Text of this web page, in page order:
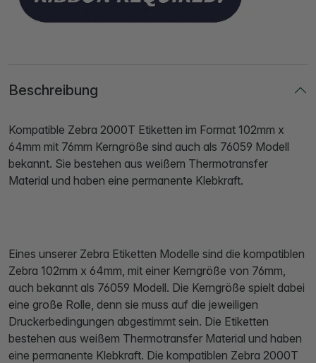
Beschreibung
Kompatible Zebra 2000T Etiketten im Format 102mm x
64mm mit 76mm Kerngröße sind auch als 76059 Modell
bekannt. Sie bestehen aus weißem Thermotransfer
Material und haben eine permanente Klebkraft.
Eines unserer Zebra Etiketten Modelle sind die kompatiblen
Zebra 102mm x 64mm, mit einer Kerngröße von 76mm,
auch bekannt als 76059 Modell. Die Kerngröße spielt dabei
eine große Rolle, denn sie muss auf die jeweiligen
Druckerbedingungen abgestimmt sein. Die Etiketten
bestehen aus weißem Thermotransfer Material und haben
eine permanente Klebkraft. Die kompatiblen Zebra 2000T